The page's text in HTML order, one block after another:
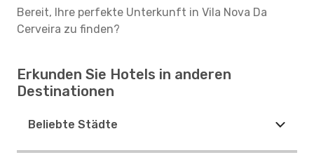
Bereit, Ihre perfekte Unterkunft in Vila Nova Da
Cerveira zu finden?
Erkunden Sie Hotels in anderen
Destinationen
Beliebte Städte